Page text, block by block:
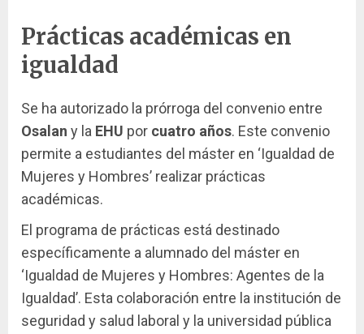
Prácticas académicas en
igualdad
Se ha autorizado la prórroga del convenio entre
Osalan y la EHU por cuatro años. Este convenio
permite a estudiantes del máster en ‘Igualdad de
Mujeres y Hombres’ realizar prácticas
académicas.
El programa de prácticas está destinado
específicamente a alumnado del máster en
‘Igualdad de Mujeres y Hombres: Agentes de la
Igualdad’. Esta colaboración entre la institución de
seguridad y salud laboral y la universidad pública